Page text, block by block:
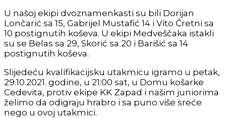
U našoj ekipi dvoznamenkasti su bili Dorijan
Lončarić sa 15, Gabrijel Mustafić 14 i Vito Čretni sa
10 postignutih koševa. U ekipi Medveščaka istakli
su se Belas sa 29, Skorić sa 20 i Barišić sa 14
postignutih koševa.
Slijedeću kvalifikacijsku utakmicu igramo u petak,
29.10.2021. godine, u 21:00 sat, u Domu košarke
Cedevita, protiv ekipe KK Zapad i našim juniorima
želimo da odigraju hrabro i sa puno više sreće
nego u ovoj utakmici.